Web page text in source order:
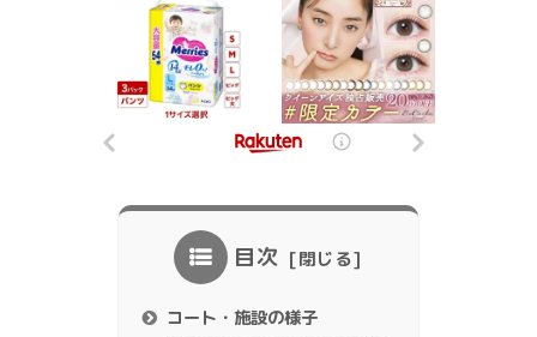
目次
コート・施設の様子